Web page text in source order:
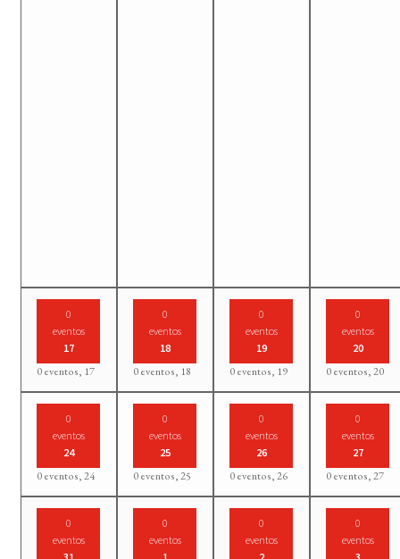
0
eventos
17
0 eventos, 17
0
eventos
18
0 eventos, 18
0
eventos
19
0 eventos, 19
0
eventos
20
0 eventos,20
0
eventos
24
0 eventos,24
0
eventos
25
0 eventos,25
0
eventos
26
0 eventos,26
0
eventos
27
0 eventos,27
0
eventos
0
eventos
0
eventos
0
eventos